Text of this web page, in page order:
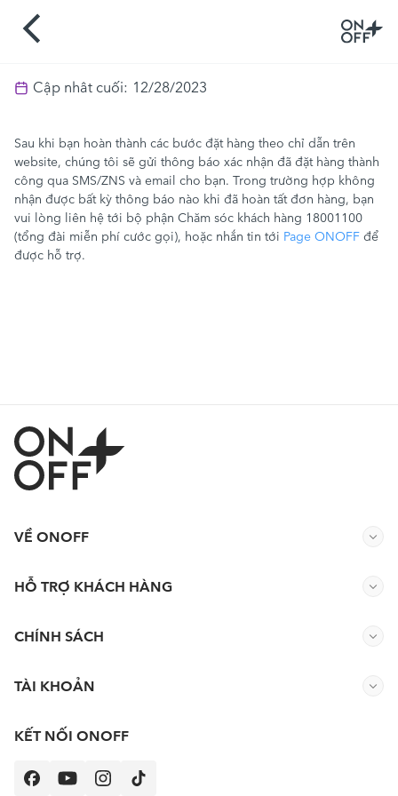
Cập nhât cuối: 12/28/2023
Sau khi bạn hoàn thành các bước đặt hàng theo chỉ dẫn trên
website, chúng tôi sẽ gửi thông báo xác nhận đã đặt hàng thành
công qua SMS/ZNS và email cho bạn. Trong trường hợp không
nhận được bất kỳ thông báo nào khi đã hoàn tất đơn hàng, bạn
vui lòng liên hệ tới bộ phận Chăm sóc khách hàng 18001100
(tổng đài miễn phí cước gọi), hoặc nhắn tin tới Page ONOFF để
được hỗ trợ.
HỖ TRỢ KHÁCH HÀNG
TÀI KHOẢN
CHÍNH SÁCH
VỀ ONOFF
KẾT NỐI ONOFF